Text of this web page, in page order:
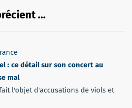
…
: ce détail sur son concert au
mal
l'objet d'accusations de viols et